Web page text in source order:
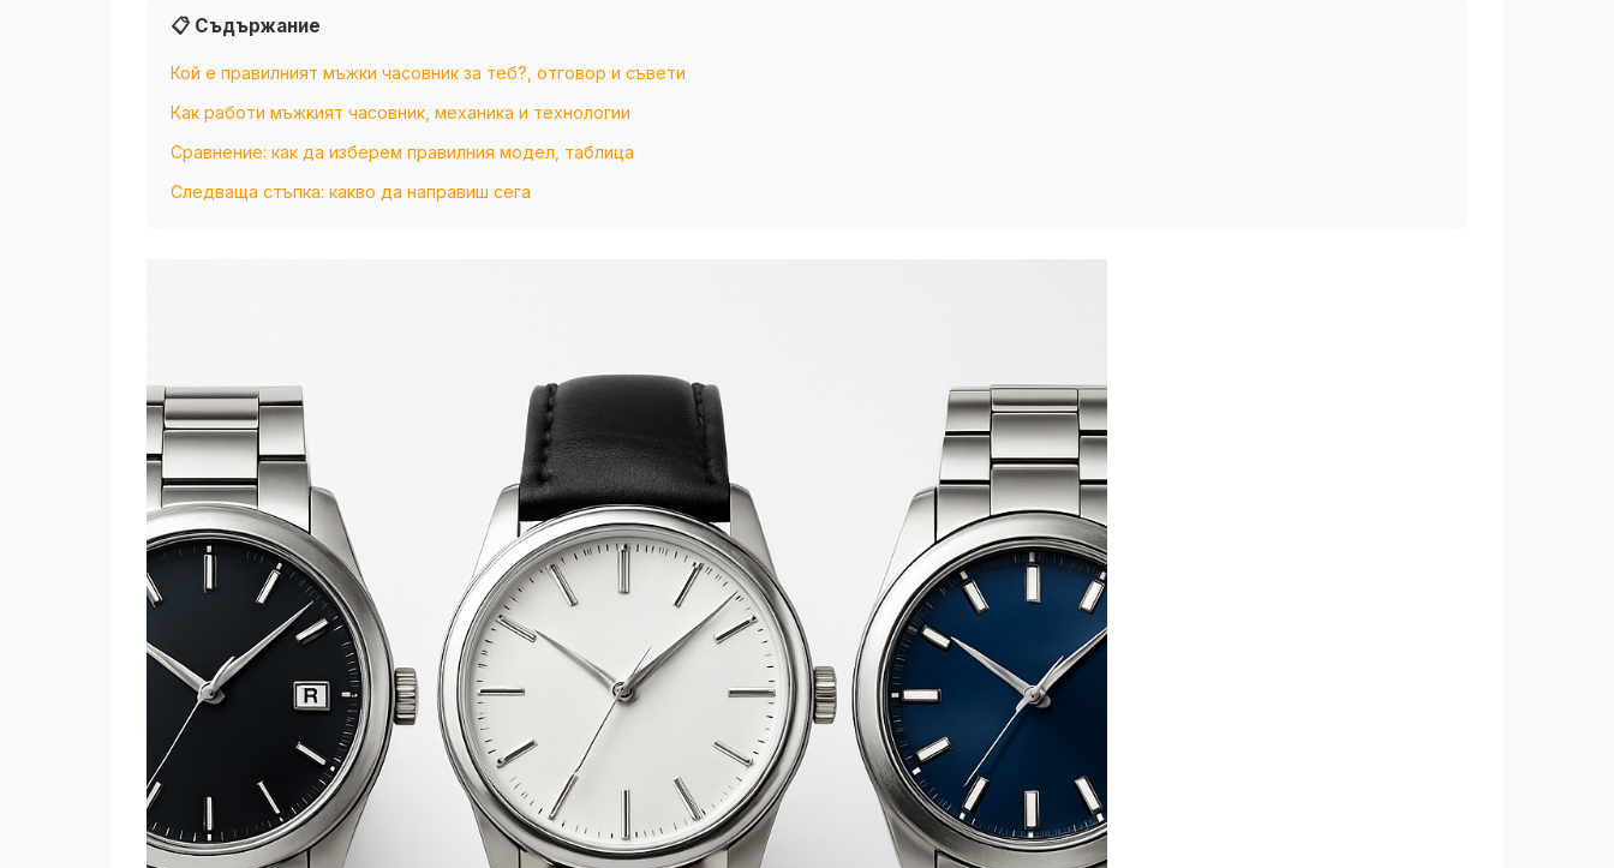
📋 Съдържание
Кой е правилният мъжки часовник за теб?, отговор и съвети
Как работи мъжкият часовник, механика и технологии
Сравнение: как да изберем правилния модел, таблица
Следваща стъпка: какво да направиш сега